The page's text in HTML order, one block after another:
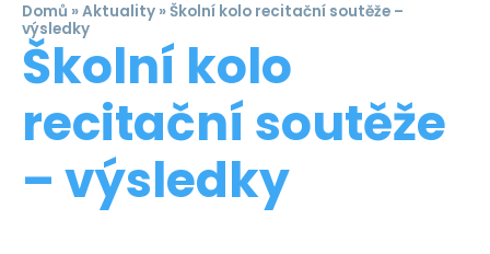
Domů »Aktuality »Školní kolo recitační soutěže –
výsledky
Školní kolo
recitační soutěže
– výsledky